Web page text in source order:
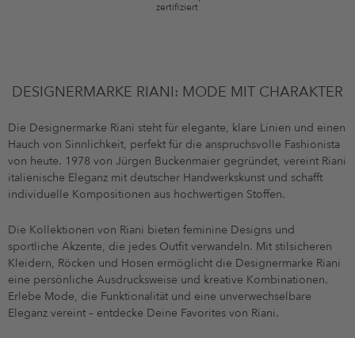
zertifiziert
DESIGNERMARKE RIANI: MODE MIT CHARAKTER
Die Designermarke Riani steht für elegante, klare Linien und einen
Hauch von Sinnlichkeit, perfekt für die anspruchsvolle Fashionista
von heute. 1978 von Jürgen Buckenmaier gegründet, vereint Riani
italienische Eleganz mit deutscher Handwerkskunst und schafft
individuelle Kompositionen aus hochwertigen Stoffen.
Die Kollektionen von Riani bieten feminine Designs und
sportliche Akzente, die jedes Outfit verwandeln. Mit stilsicheren
Kleidern, Röcken und Hosen ermöglicht die Designermarke Riani
eine persönliche Ausdrucksweise und kreative Kombinationen.
Erlebe Mode, die Funktionalität und eine unverwechselbare
Eleganz vereint – entdecke Deine Favorites von Riani.